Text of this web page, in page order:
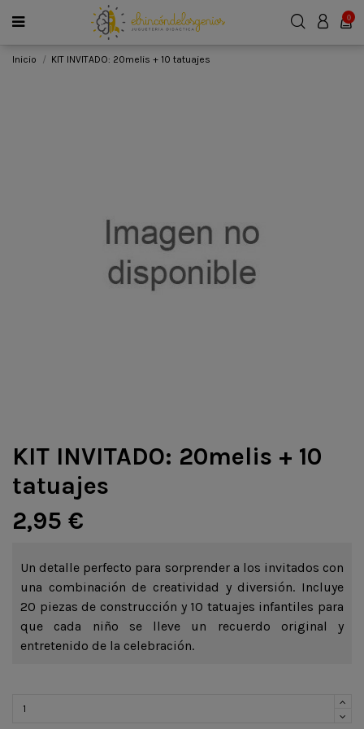
0
Inicio KIT INVITADO: 20melis + 10 tatuajes
KIT INVITADO: 20melis + 10
tatuajes
2,95 €
Un detalle perfecto para sorprender a los invitados con
una combinación de creatividad y diversión. Incluye
20 piezas de construcción y 10 tatuajes infantiles para
que cada niño se lleve un recuerdo original y
entretenido de la celebración.